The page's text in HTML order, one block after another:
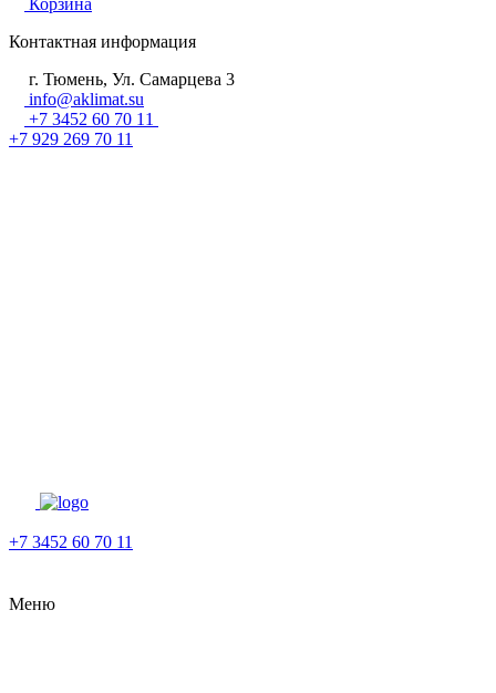
Корзина
Контактная информация
г. Тюмень, Ул. Самарцева 3
info@aklimat.su
+7 3452 60 70 11
+7 929 269 70 11
+7 3452 60 70 11
Меню